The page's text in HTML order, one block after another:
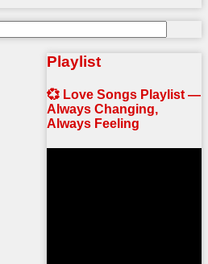
Playlist
💞 Love Songs Playlist —
Always Changing,
Always Feeling